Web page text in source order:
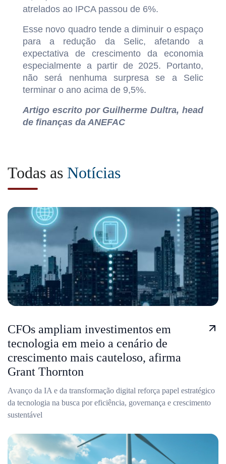
atrelados ao IPCA passou de 6%.
Esse novo quadro tende a diminuir o espaço
para a redução da Selic, afetando a
expectativa de crescimento da economia
especialmente a partir de 2025. Portanto,
não será nenhuma surpresa se a Selic
terminar o ano acima de 9,5%.
Artigo escrito por Guilherme Dultra, head
de finanças da ANEFAC
Todas as Notícias
CFOs ampliam investimentos em
tecnologia em meio a cenário de
crescimento mais cauteloso, afirma
Grant Thornton
Avanço da IA e da transformação digital reforça papel estratégico
da tecnologia na busca por eficiência, governança e crescimento
sustentável